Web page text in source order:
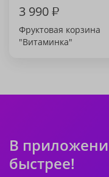
3 990₽
Фруктовая корзина
"Витаминка"
В
быстрее!